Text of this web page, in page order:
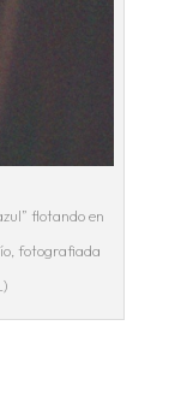
flotando en
fotografiada